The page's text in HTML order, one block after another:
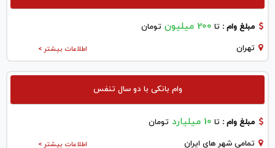
مبلغ وام : تا 200 میلیون تومان
اطلاعات بیشتر > تهران
وام بانکی با دو سال تنفس
مبلغ وام : تا 10 میلیارد تومان
اطلاعات بیشتر > تمامی شهر های ایران